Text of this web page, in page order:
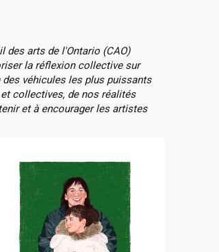
des arts de l'Ontario (CAO)
la réflexion collective sur
véhicules les plus puissants
collectives, de nos réalités
et à encourager les artistes